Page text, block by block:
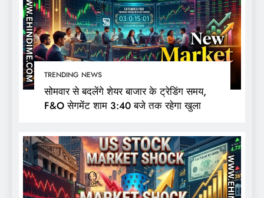
TRENDING NEWS
सोमवार से बदलेंगे शेयर बाजार के ट्रेडिंग समय,
F&O सेगमेंट शाम 3:40 बजे तक रहेगा खुला